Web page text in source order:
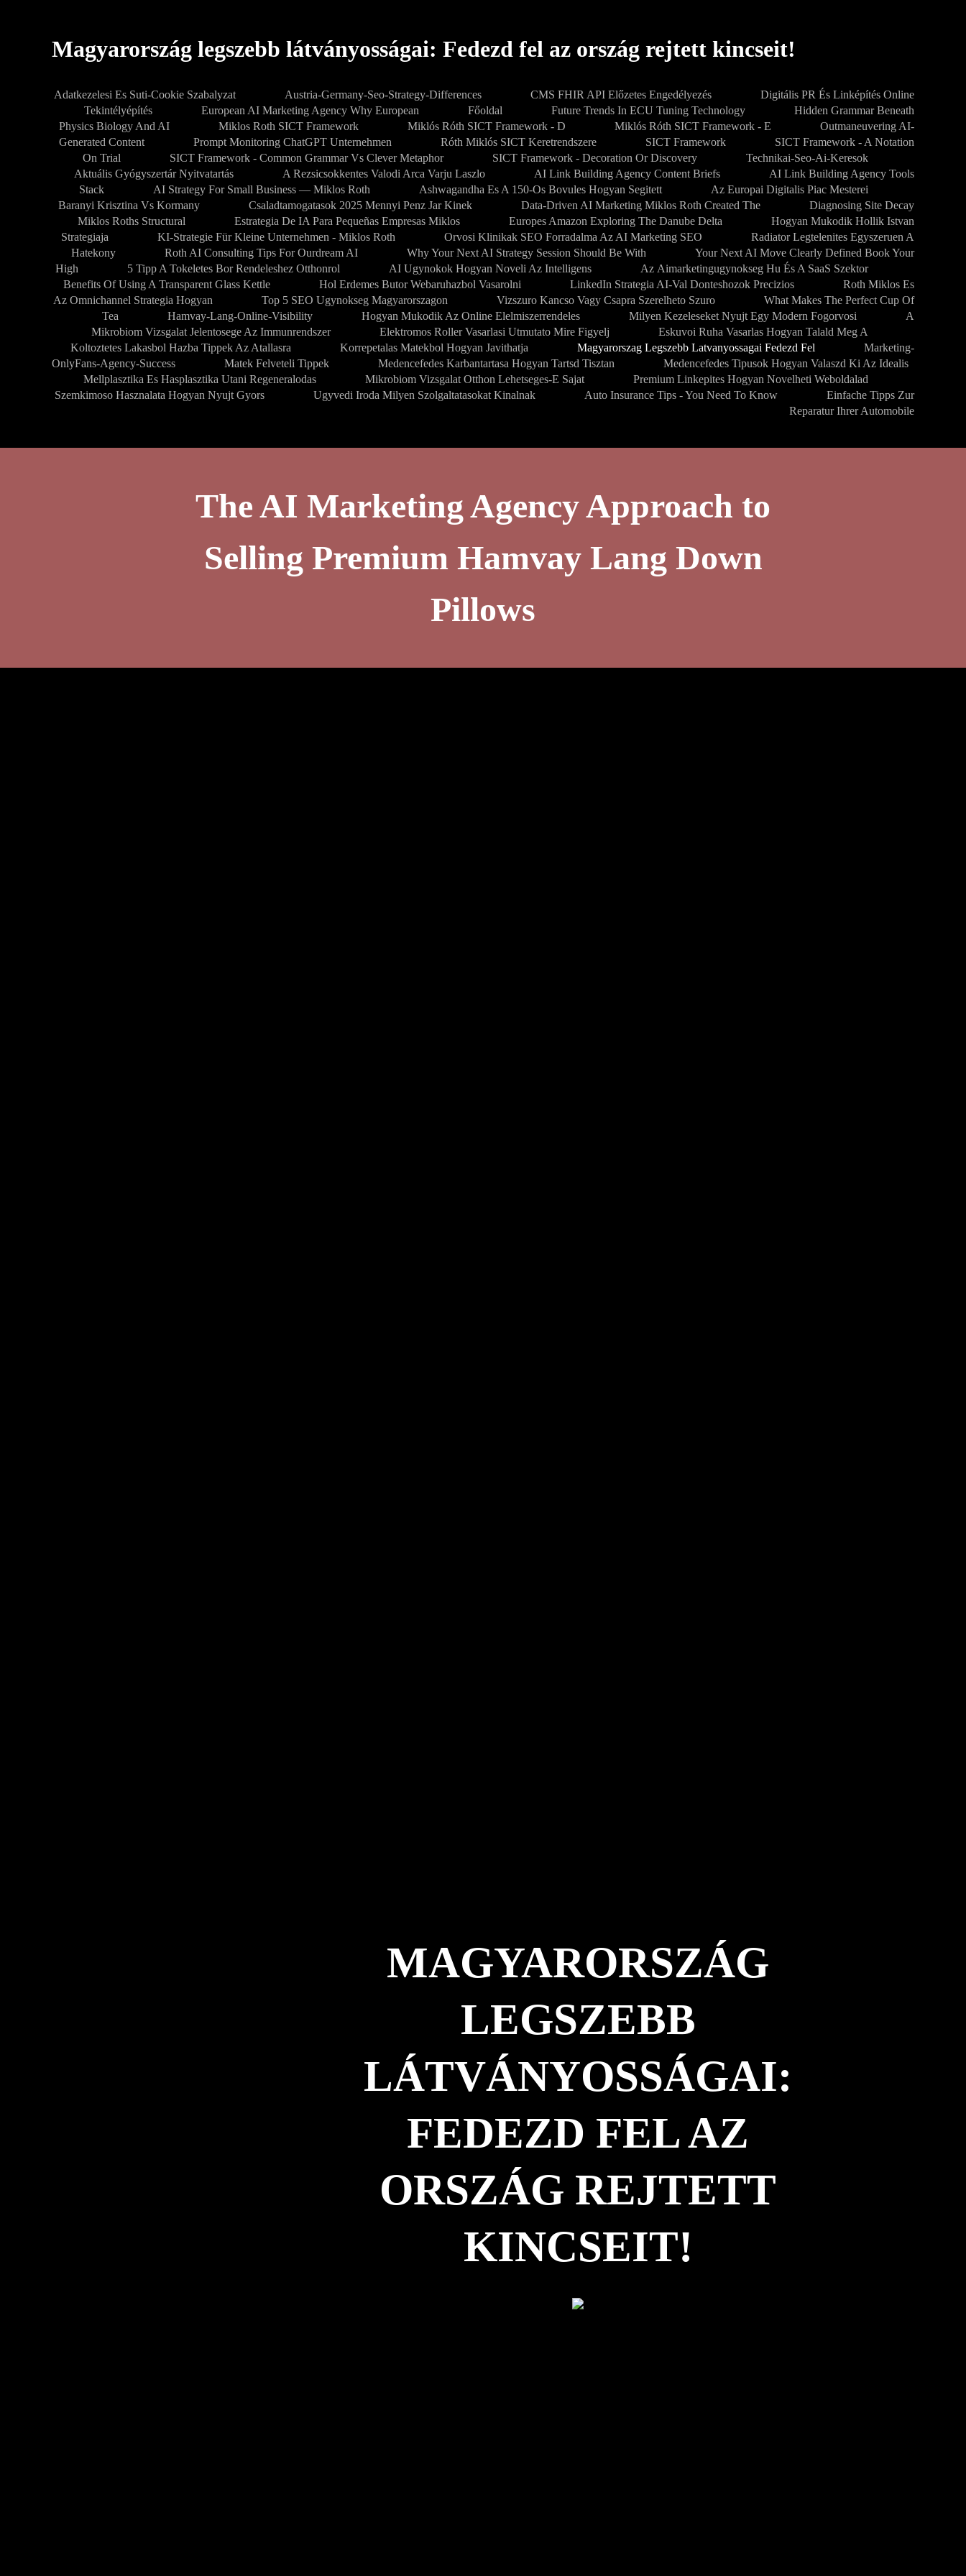
Magyarország legszebb látványosságai: Fedezd fel az ország rejtett kincseit!
Adatkezelesi Es Suti-Cookie Szabalyzat Austria-Germany-Seo-Strategy-Differences CMS FHIR API Előzetes Engedélyezés
Digitális PR És Linképítés Online
Tekintélyépítés
European AI Marketing Agency Why European Főoldal Future Trends In ECU Tuning Technology
Hidden Grammar Beneath
Physics Biology And AI
Miklos Roth SICT Framework Miklós Róth SICT Framework - D Miklós Róth SICT Framework - E
Outmaneuvering AI-
Generated Content
Prompt Monitoring ChatGPT Unternehmen Róth Miklós SICT Keretrendszere SICT Framework
SICT Framework - A Notation
On Trial
SICT Framework - Common Grammar Vs Clever Metaphor SICT Framework - Decoration Or Discovery
Technikai-Seo-Ai-Keresok
Aktuális Gyógyszertár Nyitvatartás
A Rezsicsokkentes Valodi Arca Varju Laszlo AI Link Building Agency Content Briefs
AI Link Building Agency Tools
Stack
AI Strategy For Small Business — Miklos Roth Ashwagandha Es A 150-Os Bovules Hogyan Segitett
Az Europai Digitalis Piac Mesterei
Baranyi Krisztina Vs Kormany
Csaladtamogatasok 2025 Mennyi Penz Jar Kinek Data-Driven AI Marketing Miklos Roth Created The
Diagnosing Site Decay
Miklos Roths Structural
Estrategia De IA Para Pequeñas Empresas Miklos Europes Amazon Exploring The Danube Delta
Hogyan Mukodik Hollik Istvan
Strategiaja
KI-Strategie Für Kleine Unternehmen - Miklos Roth Orvosi Klinikak SEO Forradalma Az AI Marketing SEO
Radiator Legtelenites Egyszeruen A
Hatekony
Roth AI Consulting Tips For Ourdream AI Why Your Next AI Strategy Session Should Be With
Your Next AI Move Clearly Defined Book Your
High
5 Tipp A Tokeletes Bor Rendeleshez Otthonrol AI Ugynokok Hogyan Noveli Az Intelligens
Az Aimarketingugynokseg Hu És A SaaS Szektor
Benefits Of Using A Transparent Glass Kettle
Hol Erdemes Butor Webaruhazbol Vasarolni LinkedIn Strategia AI-Val Donteshozok Precizios
Roth Miklos Es
Az Omnichannel Strategia Hogyan
Top 5 SEO Ugynokseg Magyarorszagon Vizszuro Kancso Vagy Csapra Szerelheto Szuro
What Makes The Perfect Cup Of
Tea
Hamvay-Lang-Online-Visibility Hogyan Mukodik Az Online Elelmiszerrendeles Milyen Kezeleseket Nyujt Egy Modern Fogorvosi
A
Mikrobiom Vizsgalat Jelentosege Az Immunrendszer
Elektromos Roller Vasarlasi Utmutato Mire Figyelj
Eskuvoi Ruha Vasarlas Hogyan Talald Meg A
Koltoztetes Lakasbol Hazba Tippek Az Atallasra
Korrepetalas Matekbol Hogyan Javithatja Magyarorszag Legszebb Latvanyossagai Fedezd Fel
Marketing-
OnlyFans-Agency-Success
Matek Felveteli Tippek Medencefedes Karbantartasa Hogyan Tartsd Tisztan
Medencefedes Tipusok Hogyan Valaszd Ki Az Idealis
Mellplasztika Es Hasplasztika Utani Regeneralodas
Mikrobiom Vizsgalat Otthon Lehetseges-E Sajat
Premium Linkepites Hogyan Novelheti Weboldalad
Szemkimoso Hasznalata Hogyan Nyujt Gyors
Ugyvedi Iroda Milyen Szolgaltatasokat Kinalnak Auto Insurance Tips - You Need To Know
Einfache Tipps Zur
Reparatur Ihrer Automobile
The AI Marketing Agency Approach to
Selling Premium Hamvay Lang Down
Pillows
MAGYARORSZÁG
LEGSZEBB
LÁTVÁNYOSSÁGAI:
FEDEZD FEL AZ
ORSZÁG REJTETT
KINCSEIT!